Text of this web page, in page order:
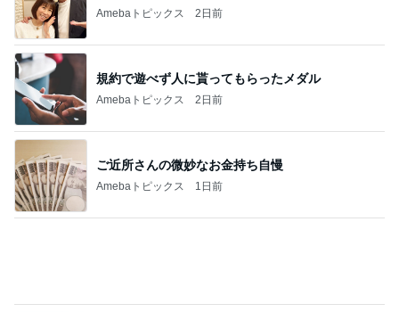
Amebaトピックス 2日前
ご近所さんの微妙なお金持ち自慢
Amebaトピックス 1日前